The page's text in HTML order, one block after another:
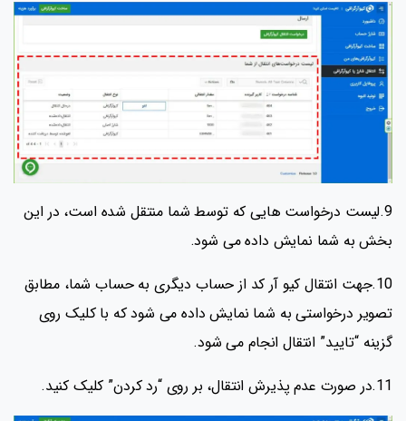
9.لیست درخواست هایی که توسط شما منتقل شده است، در این
بخش به شما نمایش داده می شود.
10.جهت انتقال کیو آر کد از حساب دیگری به حساب شما، مطابق
تصویر درخواستی به شما نمایش داده می شود که با کلیک روی
گزینه “تایید” انتقال انجام می شود.
11.در صورت عدم پذیرش انتقال، بر روی “رد کردن” کلیک کنید.